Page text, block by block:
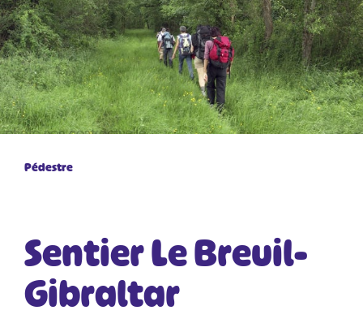
Pédestre
Sentier Le Breuil-
Gibraltar